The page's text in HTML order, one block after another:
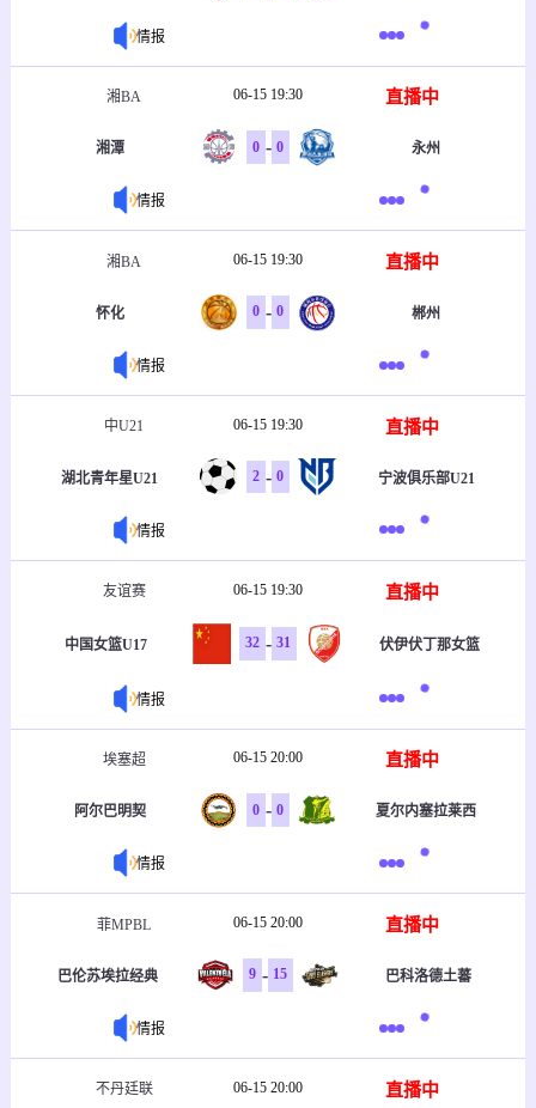
情报
湘BA 06-15 19:30 直播中
湘潭 0 - 0 永州
情报
湘BA 06-15 19:30 直播中
怀化 0 - 0 郴州
情报
中U21 06-15 19:30 直播中
湖北青年星U21 2 - 0 宁波俱乐部U21
情报
友谊赛 06-15 19:30 直播中
中国女篮U17 32 - 31 伏伊伏丁那女篮
情报
埃塞超 06-15 20:00 直播中
阿尔巴明契 0 - 0 夏尔内塞拉莱西
情报
菲MPBL 06-15 20:00 直播中
巴伦苏埃拉经典 9 - 15 巴科洛德土蕃
情报
不丹廷联 06-15 20:00 直播中